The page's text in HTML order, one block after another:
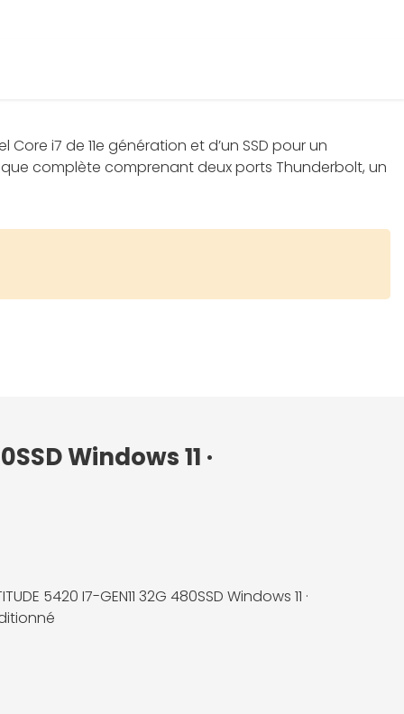
i7 de 11e génération et d’un SSD pour un
complète comprenant deux ports Thunderbolt, un
Windows 11 ·
5420 I7-GEN11 32G 480SSD Windows 11 ·